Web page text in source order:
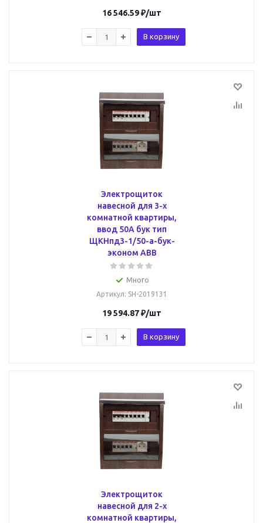
16 546.59₽/шт
В корзину
Электрощиток
навесной для 3-х
комнатной квартиры,
ввод 50А бук тип
ЩКНпд3-1/50-a-бук-
эконом ABB
Много
Артикул: SH-2019131
19 594.87₽/шт
В корзину
Электрощиток
навесной для 2-х
комнатной квартиры,